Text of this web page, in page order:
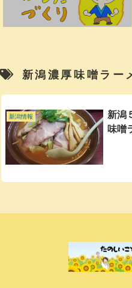
新潟濃厚味噌ラー
新潟情報
新潟
味噌